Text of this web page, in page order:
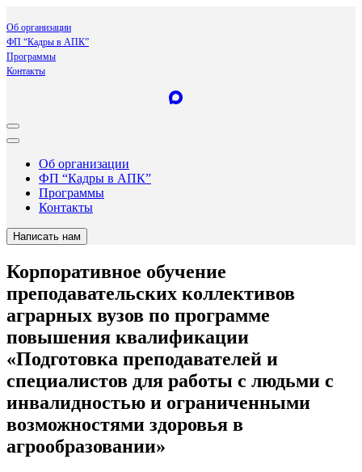
Об организации
ФП “Кадры в АПК”
Программы
Контакты
Об организации
ФП “Кадры в АПК”
Программы
Контакты
Написать нам
Корпоративное обучение
преподавательских коллективов
аграрных вузов по программе
повышения квалификации
«Подготовка преподавателей и
специалистов для работы с людьми с
инвалидностью и ограниченными
возможностями здоровья в
агрообразовании»